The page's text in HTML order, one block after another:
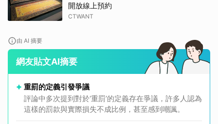
開放線上預約
CTWANT
由 AI 摘要
網友貼文AI摘要
重罰的定義引發爭議
評論中多次提到對於‘重罰’的定義存在爭議，許多人認為
這樣的罰款與實際損失不成比例，甚至感到嘲諷。